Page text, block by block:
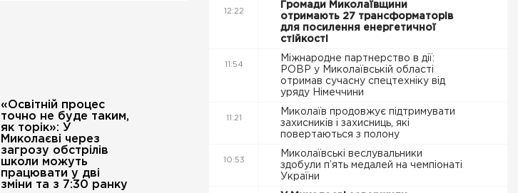
«Освітній процес
точно не буде таким,
як торік»: У
Миколаєві через
загрозу обстрілів
школи можуть
працювати у дві
зміни та з 7:30 ранку
12:22
Громади Миколаївщини
отримають 27 трансформаторів
для посилення енергетичної
стійкості
11:54
Міжнародне партнерство в дії:
РОВР у Миколаївській області
отримав сучасну спецтехніку від
уряду Німеччини
11:21
Миколаїв продовжує підтримувати
захисників і захисниць, які
повертаються з полону
10:53
Миколаївські веслувальники
здобули п’ять медалей на чемпіонаті
України